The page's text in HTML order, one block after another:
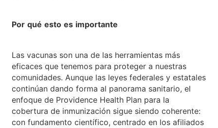
Por qué esto es importante
Las vacunas son una de las herramientas más
eficaces que tenemos para proteger a nuestras
comunidades. Aunque las leyes federales y estatales
continúan dando forma al panorama sanitario, el
enfoque de Providence Health Plan para la
cobertura de inmunización sigue siendo coherente:
con fundamento científico, centrado en los afiliados